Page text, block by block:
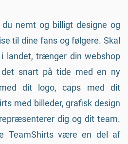
nemt og billigt designe og
til dine fans og følgere. Skal
landet, trænger din webshop
snart på tide med en ny
dit logo, caps med dit
med billeder, grafisk design
dig og dit team.
TeamShirts være en del af